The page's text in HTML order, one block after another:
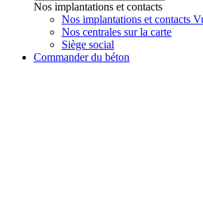
Nos implantations et contacts
Nos implantations et contacts
Nos centrales sur la carte
Siège social
Commander du béton